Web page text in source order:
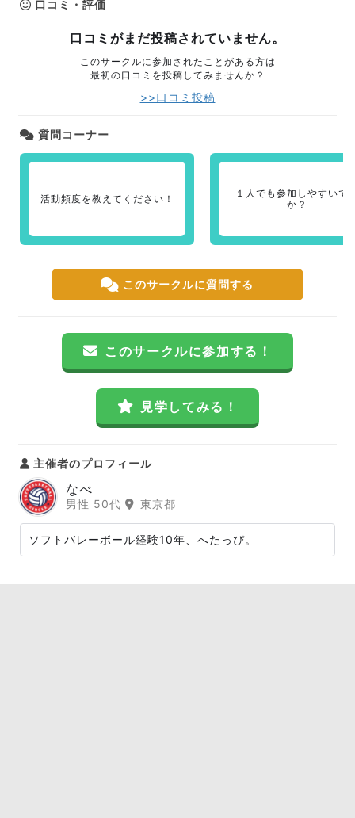
口コミ・評価
口コミがまだ投稿されていません。
このサークルに参加されたことがある方は
最初の口コミを投稿してみませんか？
>>口コミ投稿
質問コーナー
活動頻度を教えてください！
１人でも参加しやすいで
か？
このサークルに質問する
このサークルに参加する！
見学してみる！
主催者のプロフィール
なべ
男性 50代 東京都
ソフトバレーボール経験10年、へたっぴ。